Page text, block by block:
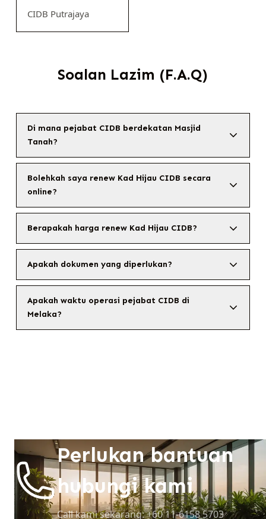
CIDB Putrajaya
Soalan Lazim (F.A.Q)
Di mana pejabat CIDB berdekatan Masjid
Tanah?
Bolehkah saya renew Kad Hijau CIDB secara
online?
Berapakah harga renew Kad Hijau CIDB?
Apakah dokumen yang diperlukan?
Apakah waktu operasi pejabat CIDB di
Melaka?
Perlukan bantuan
hubungi kami
Call kami sekarang: +60 11-6158 5703